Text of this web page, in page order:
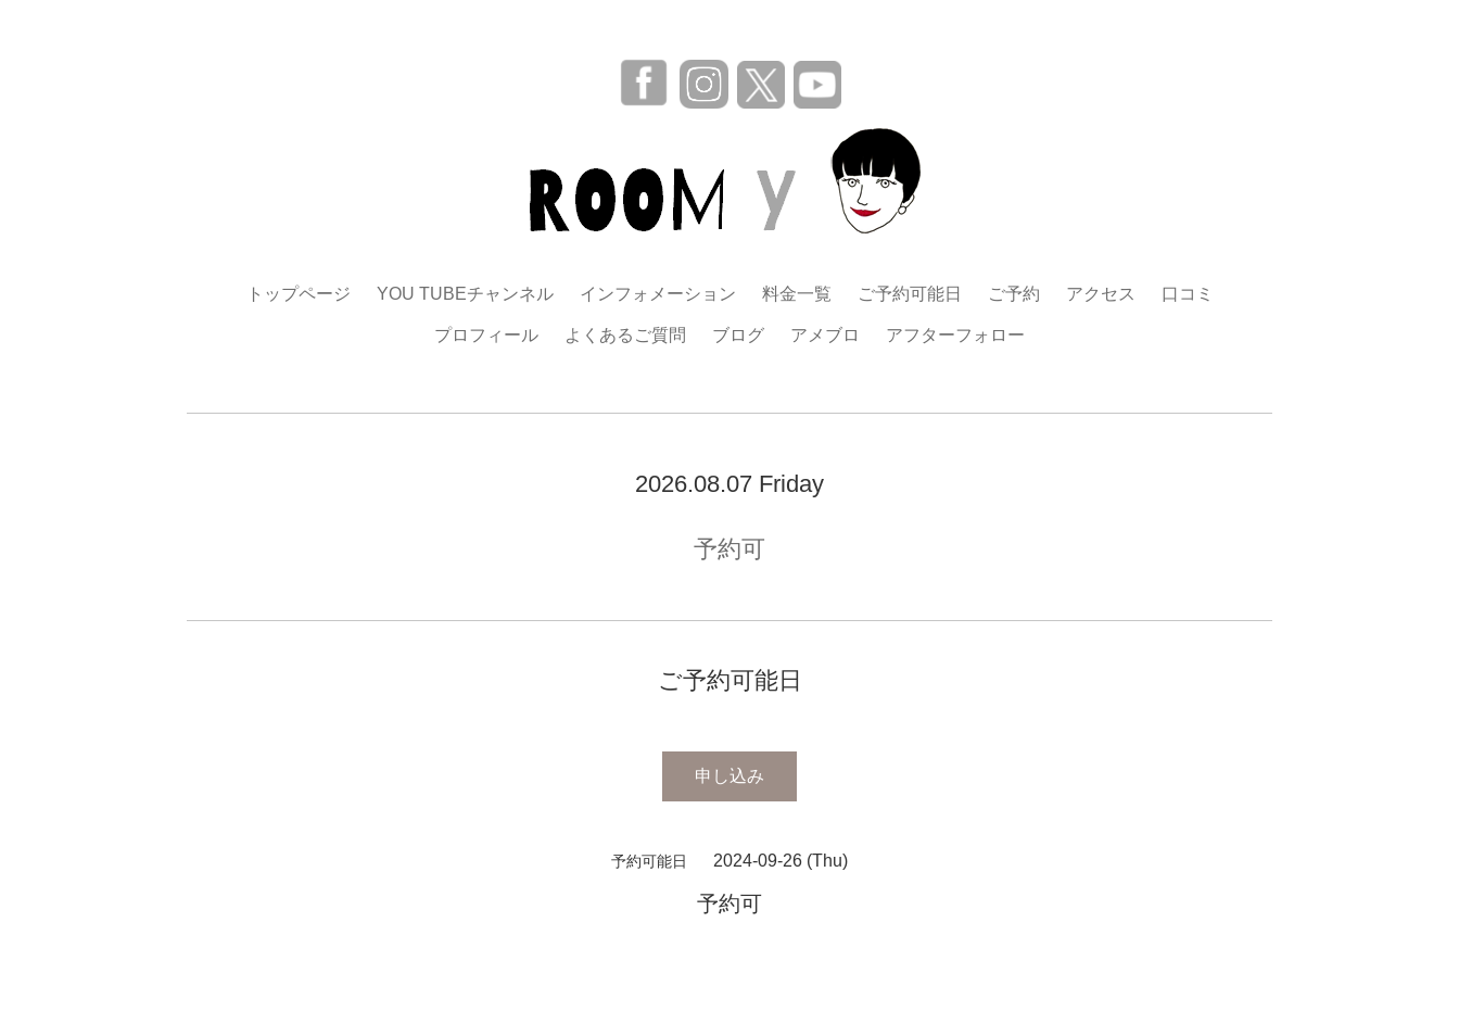
トップページ YOU TUBEチャンネル インフォメーション 料金一覧 ご予約可能日 ご予約 アクセス 口コミ
プロフィール よくあるご質問 ブログ アメブロ アフターフォロー
2026.08.07 Friday
予約可
ご予約可能日
申し込み
予約可能日 2024-09-26 (Thu)
予約可